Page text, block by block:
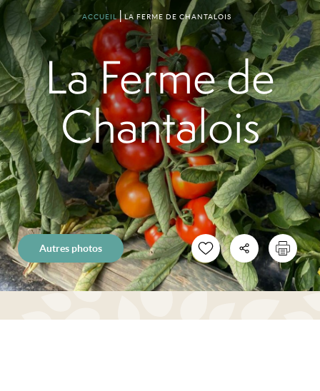
ACCUEIL LA FERME DE CHANTALOIS
La Ferme de
Chantalois
Autres photos